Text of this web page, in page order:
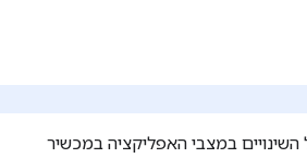
במצבי האפליקציה במכשיר